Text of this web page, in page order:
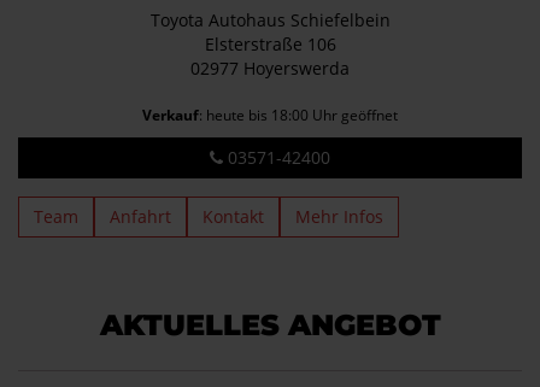
Toyota Autohaus Schiefelbein
Elsterstraße 106
02977 Hoyerswerda
Verkauf: heute bis 18:00 Uhr geöffnet
03571-42400
Team Anfahrt Kontakt Mehr Infos
AKTUELLES ANGEBOT